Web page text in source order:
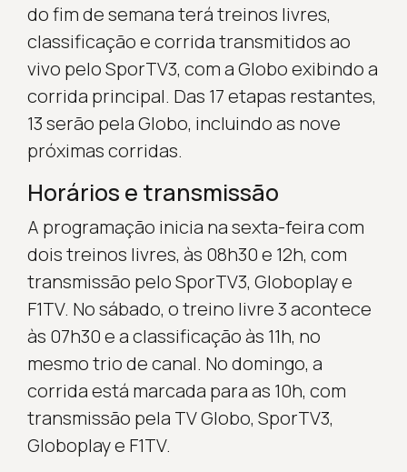
do fim de semana terá treinos livres,
classificação e corrida transmitidos ao
vivo pelo SporTV3, com a Globo exibindo a
corrida principal. Das 17 etapas restantes,
13 serão pela Globo, incluindo as nove
próximas corridas.
Horários e transmissão
A programação inicia na sexta-feira com
dois treinos livres, às 08h30 e 12h, com
transmissão pelo SporTV3, Globoplay e
F1TV. No sábado, o treino livre 3 acontece
às 07h30 e a classificação às 11h, no
mesmo trio de canal. No domingo, a
corrida está marcada para as 10h, com
transmissão pela TV Globo, SporTV3,
Globoplay e F1TV.